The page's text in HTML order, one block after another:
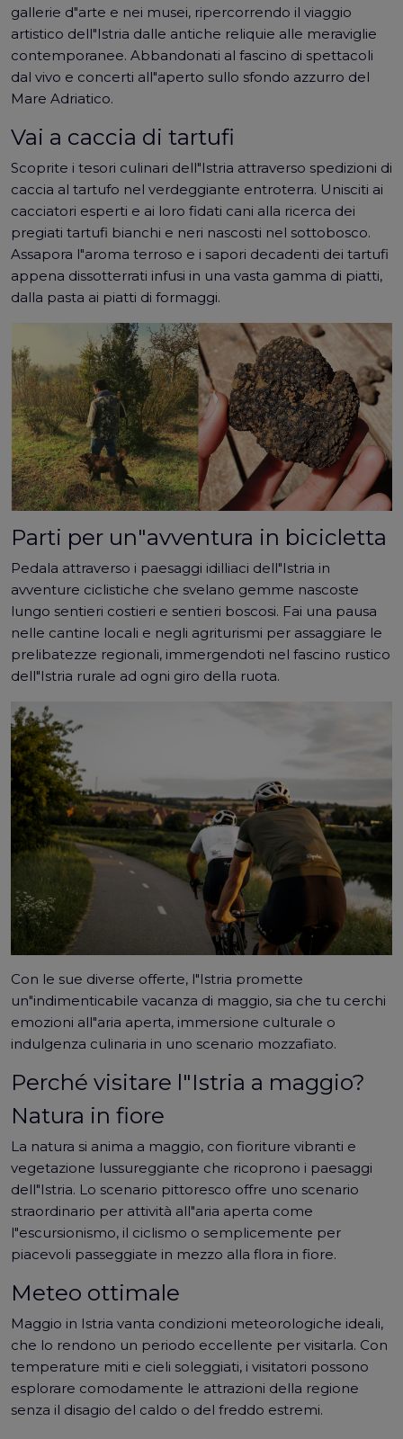
gallerie d"arte e nei musei, ripercorrendo il viaggio
artistico dell"Istria dalle antiche reliquie alle meraviglie
contemporanee. Abbandonati al fascino di spettacoli
dal vivo e concerti all"aperto sullo sfondo azzurro del
Mare Adriatico.
Vai a caccia di tartufi
Scoprite i tesori culinari dell"Istria attraverso spedizioni di
caccia al tartufo nel verdeggiante entroterra. Unisciti ai
cacciatori esperti e ai loro fidati cani alla ricerca dei
pregiati tartufi bianchi e neri nascosti nel sottobosco.
Assapora l"aroma terroso e i sapori decadenti dei tartufi
appena dissotterrati infusi in una vasta gamma di piatti,
dalla pasta ai piatti di formaggi.
Parti per un"avventura in bicicletta
Pedala attraverso i paesaggi idilliaci dell"Istria in
avventure ciclistiche che svelano gemme nascoste
lungo sentieri costieri e sentieri boscosi. Fai una pausa
nelle cantine locali e negli agriturismi per assaggiare le
prelibatezze regionali, immergendoti nel fascino rustico
dell"Istria rurale ad ogni giro della ruota.
Con le sue diverse offerte, l"Istria promette
un"indimenticabile vacanza di maggio, sia che tu cerchi
emozioni all"aria aperta, immersione culturale o
indulgenza culinaria in uno scenario mozzafiato.
Perché visitare l"Istria a maggio?
Natura in fiore
La natura si anima a maggio, con fioriture vibranti e
vegetazione lussureggiante che ricoprono i paesaggi
dell"Istria. Lo scenario pittoresco offre uno scenario
straordinario per attività all"aria aperta come
l"escursionismo, il ciclismo o semplicemente per
piacevoli passeggiate in mezzo alla flora in fiore.
Meteo ottimale
Maggio in Istria vanta condizioni meteorologiche ideali,
che lo rendono un periodo eccellente per visitarla. Con
temperature miti e cieli soleggiati, i visitatori possono
esplorare comodamente le attrazioni della regione
senza il disagio del caldo o del freddo estremi.